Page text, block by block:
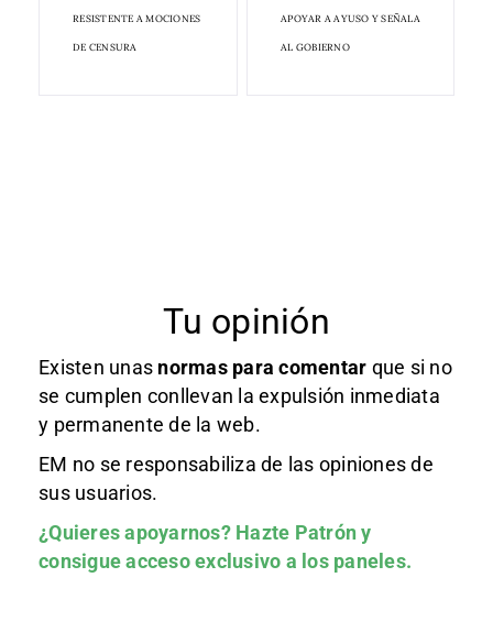
RESISTENTE A MOCIONES
DE CENSURA
APOYAR A AYUSO Y SEÑALA
AL GOBIERNO
Tu opinión
Existen unas normas para comentar que si no
se cumplen conllevan la expulsión inmediata
y permanente de la web.
EM no se responsabiliza de las opiniones de
sus usuarios.
¿Quieres apoyarnos? Hazte Patróny
consigue acceso exclusivo a los paneles.